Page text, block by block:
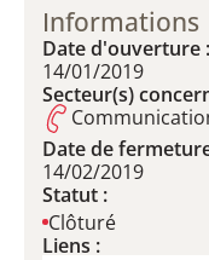
Informations
Date d'ouverture :
14/01/2019
Secteur(s)
Date de
14/02/2019
Statut :
Clôturé
Liens :